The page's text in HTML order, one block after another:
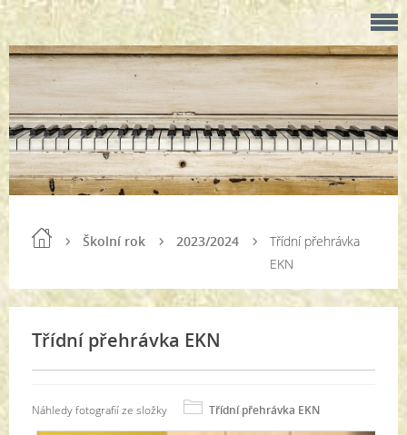
Školní rok 2023/2024
Třídní přehrávka
EKN
Třídní přehrávka EKN
Náhledy fotografií ze složky Třídní přehrávka EKN